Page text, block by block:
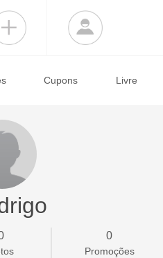
Cupons Livre
0
Promoções